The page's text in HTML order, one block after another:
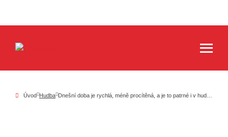
Úvod Hudba